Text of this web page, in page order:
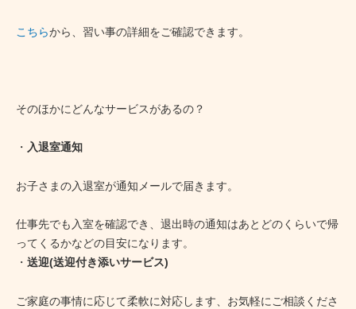
こちらから、習い事の詳細をご確認できます。
そのほかにどんなサービスがあるの？
・ 入退室通知
お子さまの入退室が通知メールで届きます。
仕事先でも入室を確認でき、退出時の通知はあとどのくらいで帰
ってくるかなどの目安になります。
・ 送迎(送迎付き添いサービス)
ご家庭の事情に応じて柔軟に対応します、お気軽にご相談くださ